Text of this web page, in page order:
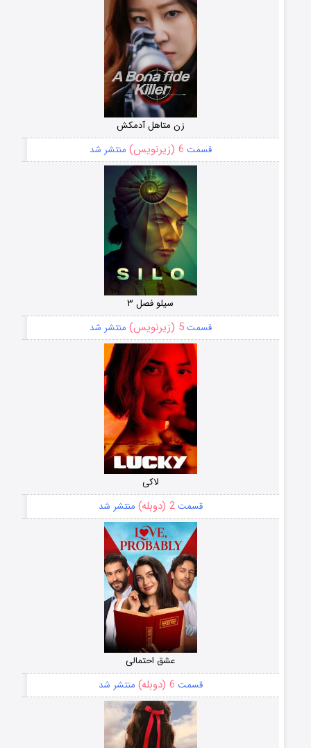
زن متاهل آدمکش
قسمت 6 (زیرنویس) منتشر شد
سیلو فصل ۳
قسمت5 (زیرنویس) منتشر شد
لاکی
قسمت2 (دوبله) منتشر شد
عشق احتمالی
قسمت 6 (دوبله) منتشر شد